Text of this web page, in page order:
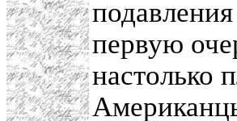
первую
настолько